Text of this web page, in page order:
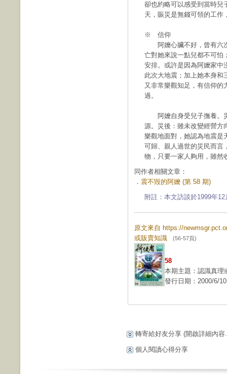
卻也約略可以感受到當時兒
天，賑災是無錢可領的工作
※ 信仰
阿嬤心臟不好，曾有六次
亡對她來說一點兒都不可怕
安排。或許是因為阿嬤家中
此次大地震；加上她本身和
又非常樂觀知足，有信仰的
過。
阿嬤自身受兒子撫養。
源。災後：雖未改變經營方
樂觀地面對，她認為地震是
可歸、親人過世的災民而言
物，只要一家人夠用，雖然
同作者相關文章：
． 震不毀的阿嬤 (第 58 期)
附註：本文訪談於1999年
原文來自 https://
或販賣知識 (56-57頁)
58
本期主題：認識真理
發行日期：2000/6/10
轉寄給好友分享 (開啟詳細內容
個人閱讀心得分享